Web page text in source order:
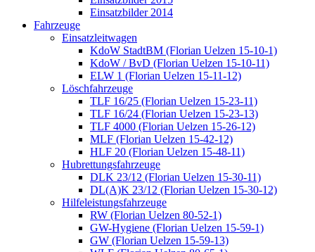
Einsatzbilder 2014
Fahrzeuge
Einsatzleitwagen
KdoW StadtBM (Florian Uelzen 15-10-1)
KdoW / BvD (Florian Uelzen 15-10-11)
ELW 1 (Florian Uelzen 15-11-12)
Löschfahrzeuge
TLF 16/25 (Florian Uelzen 15-23-11)
TLF 16/24 (Florian Uelzen 15-23-13)
TLF 4000 (Florian Uelzen 15-26-12)
MLF (Florian Uelzen 15-42-12)
HLF 20 (Florian Uelzen 15-48-11)
Hubrettungsfahrzeuge
DLK 23/12 (Florian Uelzen 15-30-11)
DL(A)K 23/12 (Florian Uelzen 15-30-12)
Hilfeleistungsfahrzeuge
RW (Florian Uelzen 80-52-1)
GW-Hygiene (Florian Uelzen 15-59-1)
GW (Florian Uelzen 15-59-13)